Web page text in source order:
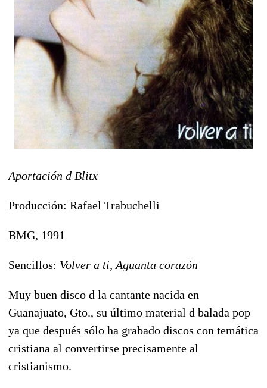
Aportación d Blitx
Producción: Rafael Trabuchelli
BMG, 1991
Sencillos: Volver a ti, Aguanta corazón
Muy buen disco d la cantante nacida en
Guanajuato, Gto., su último material d balada pop
ya que después sólo ha grabado discos con temática
cristiana al convertirse precisamente al
cristianismo.